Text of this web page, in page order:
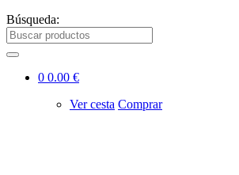
Búsqueda:
0 0.00 €
Ver cesta Comprar